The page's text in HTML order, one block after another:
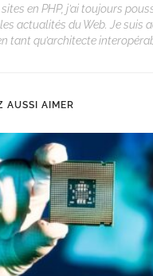
en PHP, j’ai toujours
actualités du Web. Je suis
tant qu’architecte
AUSSI AIMER